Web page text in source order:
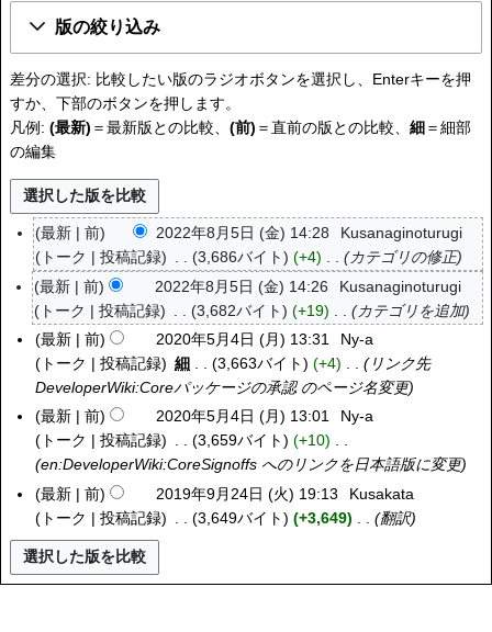
版の絞り込み
差分の選択: 比較したい版のラジオボタンを選択し、Enterキーを押
すか、下部のボタンを押します。
凡例: (最新) ＝最新版との比較、 (前) ＝直前の版との比較、 細＝細部
の編集
2
2
最新 前 2022年8月5日 (金) 14:28
Kusanaginoturugi
トーク
投稿記録 3,686バイト +4
カテゴリの修正
最新
前 2022年8月5日 (金) 14:26
Kusanaginoturugi
トーク
投稿記録 3,682バイト +19
カテゴリを追加
2
0
月
最新 前 2020年5月4日 (月) 13:31
Ny-a
トーク
投稿記録 細 3,663バイト +4
リンク先
DeveloperWiki:Coreパッケージの承認のページ名変更
最新
前 2020年5月4日 (月) 13:01
Ny-a
トーク
投稿記録 3,659バイト
+10
en:DeveloperWiki:CoreSignoffs へのリンクを日本語版に変更
2
1
最新 前 2019年9月24日 (火) 19:13
Kusakata
トーク
投稿記録 3,649バイト +3,649 翻訳